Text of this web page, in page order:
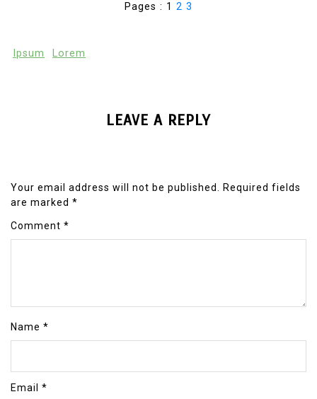
Pages : 1 2 3
Ipsum Lorem
LEAVE A REPLY
Your email address will not be published. Required fields
are marked *
Comment *
Name *
Email *